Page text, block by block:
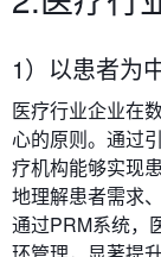
1）以患者为
医疗行业企业在
心的原则。通过
疗机构能够实现
地理解患者需求
通过PRM系统，